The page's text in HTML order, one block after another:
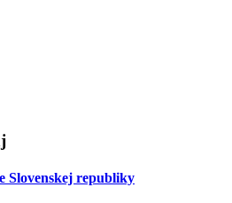
Slovenskej republiky